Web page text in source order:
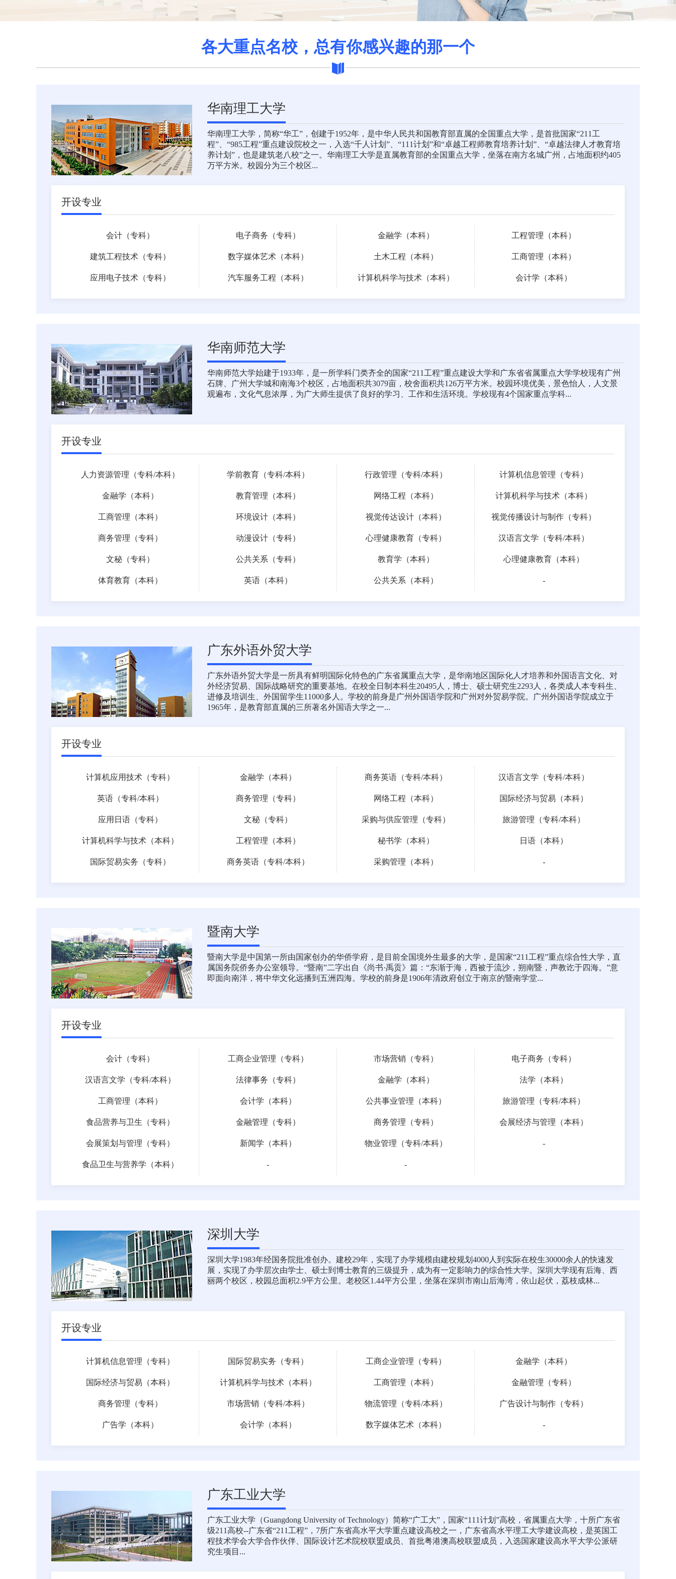
各大重点名校，总有你感兴趣的那一个
华南理工大学
华南理工大学，简称“华工”，创建于1952年，是中华人民共和国教育部直属的全国重点大学，是首批国家“211工
程”、“985工程”重点建设院校之一，入选“千人计划”、“111计划”和“卓越工程师教育培养计划”、“卓越法律人才教育培
养计划”，也是建筑老八校”之一。华南理工大学是直属教育部的全国重点大学，坐落在南方名城广州，占地面积约405
万平方米。校园分为三个校区...
开设专业
会计（专科）
建筑工程技术（专科）
应用电子技术（专科）
电子商务（专科）
数字媒体艺术（本科）
汽车服务工程（本科）
金融学（本科）
土木工程（本科）
计算机科学与技术（本科）
工程管理（本科）
工商管理（本科）
会计学（本科）
华南师范大学
华南师范大学始建于1933年，是一所学科门类齐全的国家“211工程”重点建设大学和广东省省属重点大学学校现有广州
石牌、广州大学城和南海3个校区，占地面积共3079亩，校舍面积共126万平方米。校园环境优美，景色怡人，人文景
观遍布，文化气息浓厚，为广大师生提供了良好的学习、工作和生活环境。学校现有4个国家重点学科...
开设专业
人力资源管理（专科/本科）
金融学（本科）
工商管理（本科）
商务管理（专科）
文秘（专科）
体育教育（本科）
学前教育（专科/本科）
教育管理（本科）
环境设计（本科）
动漫设计（专科）
公共关系（专科）
英语（本科）
行政管理（专科/本科）
网络工程（本科）
视觉传达设计（本科）
心理健康教育（专科）
教育学（本科）
公共关系（本科）
计算机信息管理（专科）
计算机科学与技术（本科）
视觉传播设计与制作（专科）
汉语言文学（专科/本科）
心理健康教育（本科）
-
广东外语外贸大学
广东外语外贸大学是一所具有鲜明国际化特色的广东省属重点大学，是华南地区国际化人才培养和外国语言文化、对
外经济贸易、国际战略研究的重要基地。在校全日制本科生20495人，博士、硕士研究生2293人，各类成人本专科生、
进修及培训生、外国留学生11000多人。学校的前身是广州外国语学院和广州对外贸易学院。广州外国语学院成立于
1965年，是教育部直属的三所著名外国语大学之一...
开设专业
计算机应用技术（专科）
英语（专科/本科）
应用日语（专科）
计算机科学与技术（本科）
国际贸易实务（专科）
金融学（本科）
商务管理（专科）
文秘（专科）
工程管理（本科）
商务英语（专科/本科）
商务英语（专科/本科）
网络工程（本科）
采购与供应管理（专科）
秘书学（本科）
采购管理（本科）
汉语言文学（专科/本科）
国际经济与贸易（本科）
旅游管理（专科/本科）
日语（本科）
-
暨南大学
暨南大学是中国第一所由国家创办的华侨学府，是目前全国境外生最多的大学，是国家“211工程”重点综合性大学，直
属国务院侨务办公室领导。“暨南”二字出自《尚书·禹贡》篇：“东渐于海，西被于流沙，朔南暨，声教讫于四海。”意
即面向南洋，将中华文化远播到五洲四海。学校的前身是1906年清政府创立于南京的暨南学堂...
开设专业
会计（专科）
汉语言文学（专科/本科）
工商管理（本科）
食品营养与卫生（专科）
会展策划与管理（专科）
食品卫生与营养学（本科）
工商企业管理（专科）
法律事务（专科）
会计学（本科）
金融管理（专科）
新闻学（本科）
-
市场营销（专科）
金融学（本科）
公共事业管理（本科）
商务管理（专科）
物业管理（专科/本科）
-
电子商务（专科）
法学（本科）
旅游管理（专科/本科）
会展经济与管理（本科）
-
深圳大学
深圳大学1983年经国务院批准创办。建校29年，实现了办学规模由建校规划4000人到实际在校生30000余人的快速发
展，实现了办学层次由学士、硕士到博士教育的三级提升，成为有一定影响力的综合性大学。深圳大学现有后海、西
丽两个校区，校园总面积2.9平方公里。老校区1.44平方公里，坐落在深圳市南山后海湾，依山起伏，荔枝成林...
开设专业
计算机信息管理（专科）
国际经济与贸易（本科）
商务管理（专科）
广告学（本科）
国际贸易实务（专科）
计算机科学与技术（本科）
市场营销（专科/本科）
会计学（本科）
工商企业管理（专科）
工商管理（本科）
物流管理（专科/本科）
数字媒体艺术（本科）
金融学（本科）
金融管理（专科）
广告设计与制作（专科）
-
广东工业大学
广东工业大学（Guangdong University of Technology）简称“广工大”，国家“111计划”高校，省属重点大学，十所广东省
级211高校--广东省“211工程”，7所广东省高水平大学重点建设高校之一，广东省高水平理工大学建设高校，是英国工
程技术学会大学合作伙伴、国际设计艺术院校联盟成员、首批粤港澳高校联盟成员，入选国家建设高水平大学公派研
究生项目...